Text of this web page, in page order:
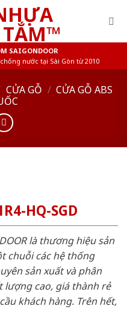
SAIGONDOOR
nước tại Sài Gòn từ 2010
CỬA GỖ / CỬA GỖ ABS
HQ-SGD
là thương hiệu sản
chuỗi các hệ thống
sản xuất và phân
cao, giá thành rẻ
khách hàng. Trên hết,